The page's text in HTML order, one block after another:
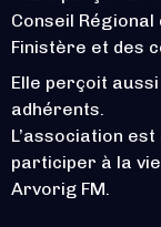
Conseil
Finistère et des
Elle perçoit
adhérents.
L’association
participer à la
Arvorig FM.